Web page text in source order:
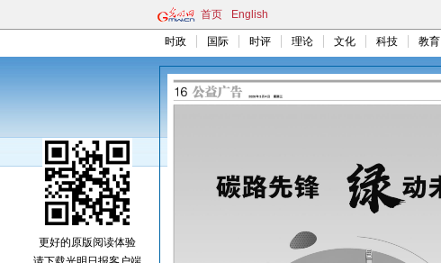
首页 English
时政 国际 时评 理论 文化 科技 教育
更好的原版阅读体验